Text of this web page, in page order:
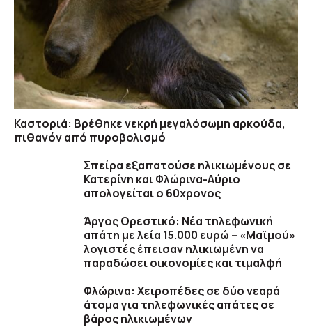
Καστοριά: Βρέθηκε νεκρή μεγαλόσωμη αρκούδα,
πιθανόν από πυροβολισμό
Σπείρα εξαπατούσε ηλικιωμένους σε
Κατερίνη και Φλώρινα-Αύριο
απολογείται ο 60χρονος
Άργος Ορεστικό: Νέα τηλεφωνική
απάτη με λεία 15.000 ευρώ – «Μαϊμού»
λογιστές έπεισαν ηλικιωμένη να
παραδώσει οικονομίες και τιμαλφή
Φλώρινα: Χειροπέδες σε δύο νεαρά
άτομα για τηλεφωνικές απάτες σε
βάρος ηλικιωμένων